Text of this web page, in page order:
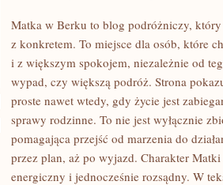
HOBBY
ROZRYWKA
Matka w Berku to blog podróżniczy, który
z konkretem. To miejsce dla osób, które
i z większym spokojem, niezależnie od
wypad, czy większą podróż. Strona
proste nawet wtedy, gdy życie jest
sprawy rodzinne. To nie jest wyłącznie
pomagająca przejść od marzenia do
przez plan, aż po wyjazd. Charakter
energiczny i jednocześnie rozsądny. W